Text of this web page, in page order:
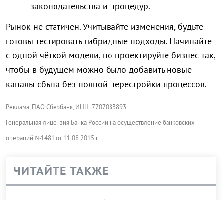
законодательства и процедур.
Рынок не статичен. Учитывайте изменения, будьте
готовы тестировать гибридные подходы. Начинайте
с одной чёткой модели, но проектируйте бизнес так,
чтобы в будущем можно было добавить новые
каналы сбыта без полной перестройки процессов.
Реклама, ПАО Сбербанк, ИНН: 7707083893
Генеральная лицензия Банка России на осуществление банковских
операций №1481 от 11.08.2015 г.
ЧИТАЙТЕ ТАКЖЕ